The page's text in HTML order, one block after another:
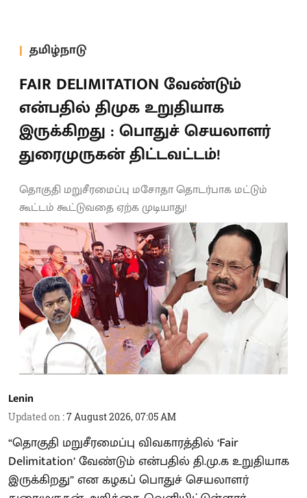
தமிழ்நாடு
FAIR DELIMITATION வேண்டும்
என்பதில் திமுக உறுதியாக
இருக்கிறது : பொதுச் செயலாளர்
துரைமுருகன் திட்டவட்டம்!
தொகுதி மறுசீரமைப்பு மசோதா தொடர்பாக மட்டும்
கூட்டம் கூட்டுவதை ஏற்க முடியாது!
Lenin
Updated on :7 August 2026, 07:05 AM
“தொகுதி மறுசீரமைப்பு விவகாரத்தில் ‘Fair
Delimitation’ வேண்டும் என்பதில் தி.மு.க உறுதியாக
இருக்கிறது” என கழகப் பொதுச் செயலாளர்